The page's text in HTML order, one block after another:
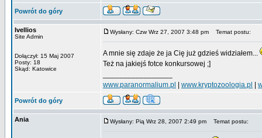
Powrót do góry
Ivellios
Site Admin
Dołączył: 15 Maj 2007
Posty: 18
Skąd: Katowice
Wysłany: Czw Wrz 27, 2007 3:48 pm Temat postu:
A mnie się zdaje że ja Cię już gdzieś widziałem...
Też na jakiejś fotce konkursowej ;]
www.paranormalium.pl
www.kryptozoologia.pl
Powrót do góry
Ania Wysłany: Pią Wrz 28, 2007 2:49 pm Temat postu: